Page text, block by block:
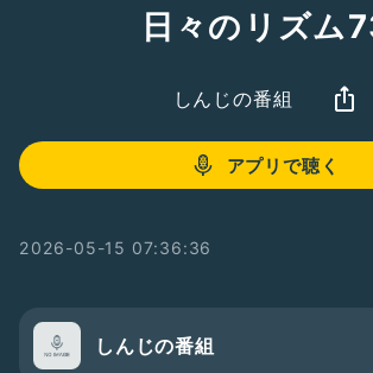
日々のリズム
しんじの番組
アプリで聴く
2026-05-15 07:36:36
しんじの番組